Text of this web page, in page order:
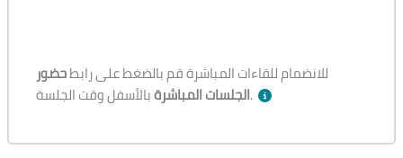
للانضمام للقاءات المباشرة قم بالضغط على رابطحضور
الجلسات المباشرةبالأسفل وقت الجلسة.